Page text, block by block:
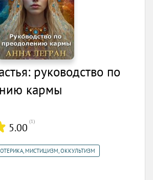
руководство по
кармы
5.00 (1)
МИСТИЦИЗМ, ОККУЛЬТИЗМ